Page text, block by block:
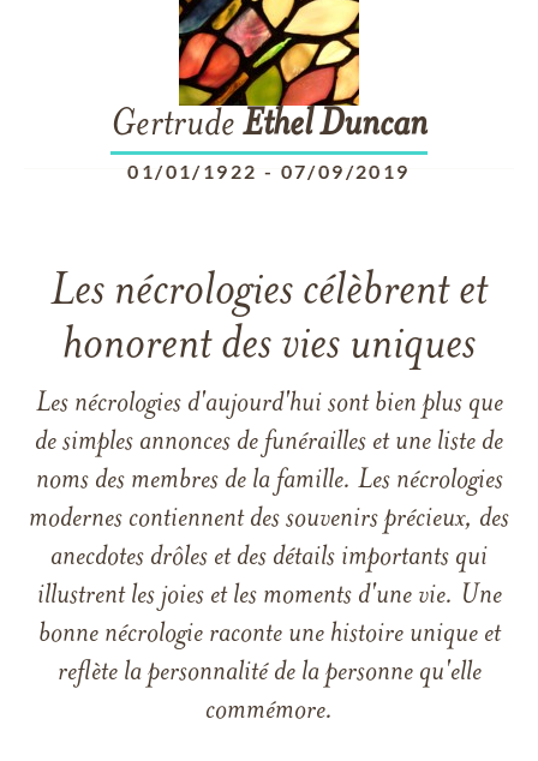
Gertrude EthelDuncan
01/01/1922 - 07/09/2019
Les nécrologies célèbrent et
honorent des vies uniques
Les nécrologies d'aujourd'hui sont bien plus que
de simples annonces de funérailles et une liste de
noms des membres de la famille. Les nécrologies
modernes contiennent des souvenirs précieux, des
anecdotes drôles et des détails importants qui
illustrent les joies et les moments d'une vie. Une
bonne nécrologie raconte une histoire unique et
reflète la personnalité de la personne qu'elle
commémore.